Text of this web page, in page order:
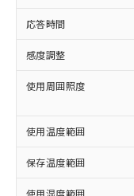
応答時間
感度調整
使用周囲照度
使用温度範囲
保存温度範囲
使用湿度範囲ご利用
※1 対応状況
非含有に対
す。
対応予定：
有に対応し